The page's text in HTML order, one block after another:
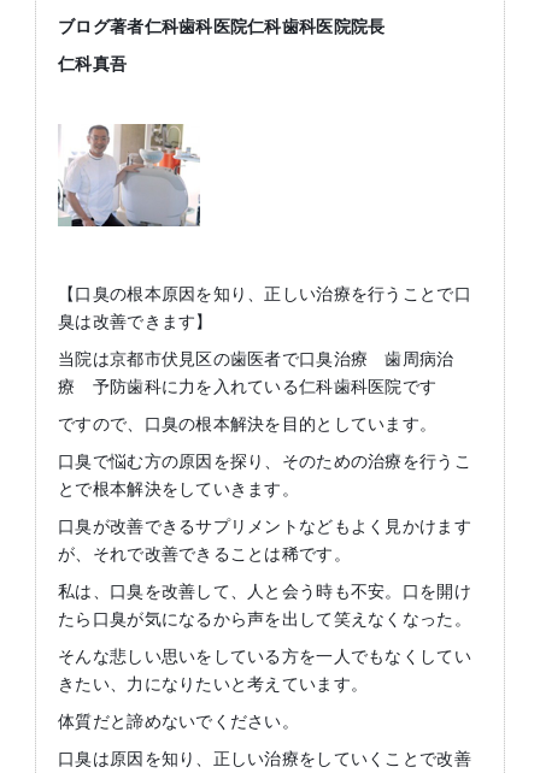
ブログ著者仁科歯科医院仁科歯科医院院長
仁科真吾
【口臭の根本原因を知り、正しい治療を行うことで口
臭は改善できます】
当院は京都市伏見区の歯医者で口臭治療 歯周病治
療 予防歯科に力を入れている仁科歯科医院です
ですので、口臭の根本解決を目的としています。
口臭で悩む方の原因を探り、そのための治療を行うこ
とで根本解決をしていきます。
口臭が改善できるサプリメントなどもよく見かけます
が、それで改善できることは稀です。
私は、口臭を改善して、人と会う時も不安。口を開け
たら口臭が気になるから声を出して笑えなくなった。
そんな悲しい思いをしている方を一人でもなくしてい
きたい、力になりたいと考えています。
体質だと諦めないでください。
口臭は原因を知り、正しい治療をしていくことで改善